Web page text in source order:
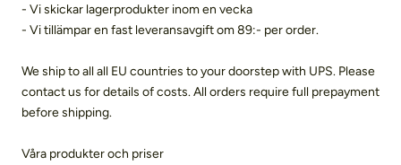
- Vi skickar lagerprodukter inom en vecka
- Vi tillämpar en fast leveransavgift om 89:- per order.
We ship to all all EU countries to your doorstep with UPS. Please
contact us for details of costs. All orders require full prepayment
before shipping.
Våra produkter och priser